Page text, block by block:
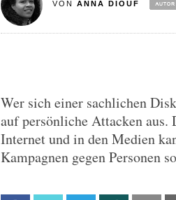
VON ANNA DIOUF
Wer sich einer sachlichen
auf persönliche Attacken
Internet und in den Medien
Kampagnen gegen Personen